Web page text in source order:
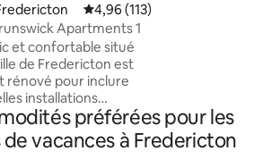
Note moyenne de 4,96 sur 5,
4,96 (113)
Apartments 1
et confortable situé
de Fredericton est
rénové pour inclure
installations
Visite de la
par des
toutes les touches
buanderie sur
bureau ! Des caméras de sécurité sont
préférées pour les
vacances à Fredericton